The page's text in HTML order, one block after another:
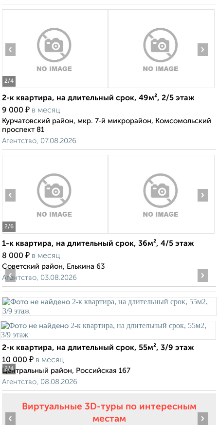
2/4
‹ ›
2-к квартира, на длительный срок, 49м², 2/5 этаж
9 000 ₽ в месяц
Курчатовский район, мкр. 7-й микрорайон, Комсомольский
проспект 81
Агентство, 07.08.2026
2/6
‹ ›
1-к квартира, на длительный срок, 36м², 4/5 этаж
8 000 ₽ в месяц
Советский район, Елькина 63
Агентство, 03.08.2026
2/4
‹ ›
2-к квартира, на длительный срок, 55м², 3/9 этаж
10 000 ₽ в месяц
Центральный район, Российская 167
Агентство, 08.08.2026
Виртуальные 3D-туры по интересным
местам
‹ ›